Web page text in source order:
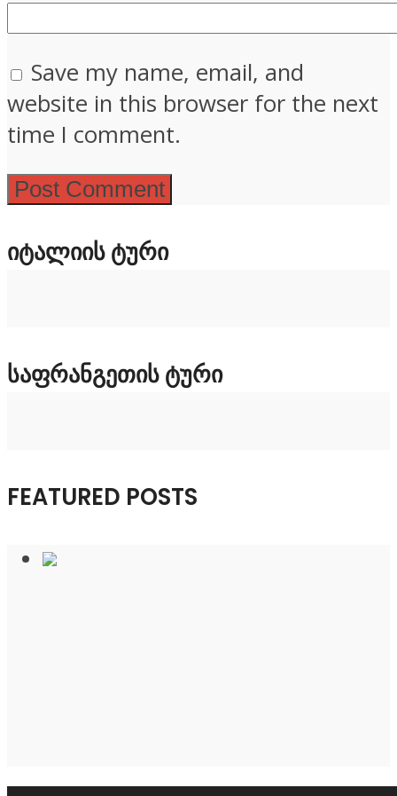
Save my name, email, and
website in this browser for the next
time I comment.
ᲘᲢᲐᲚᲘᲘᲡ ᲢᲣᲠᲘ
ᲡᲐᲤᲠᲐᲜᲒᲔᲗᲘᲡ ᲢᲣᲠᲘ
FEATURED POSTS